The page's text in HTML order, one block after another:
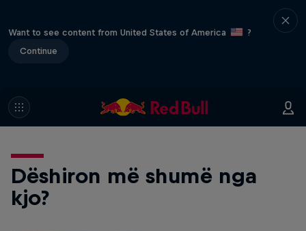
Want to see content from United States of America
?
Continue
Dëshiron më shumë nga
kjo?